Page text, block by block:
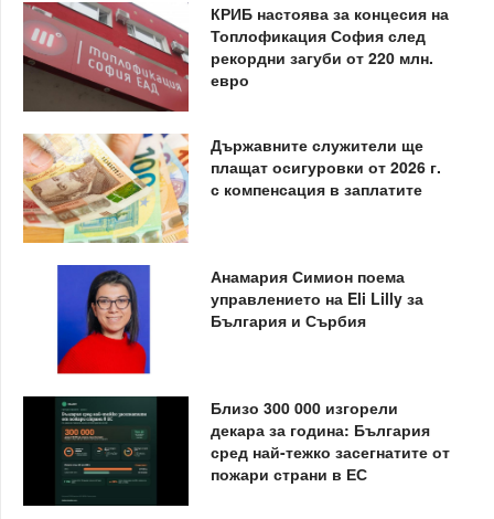
КРИБ настоява за концесия на
Топлофикация София след
рекордни загуби от 220 млн.
евро
Държавните служители ще
плащат осигуровки от 2026 г.
с компенсация в заплатите
Анамария Симион поема
управлението на Eli Lilly за
България и Сърбия
Близо 300 000 изгорели
декара за година: България
сред най-тежко засегнатите от
пожари страни в ЕС